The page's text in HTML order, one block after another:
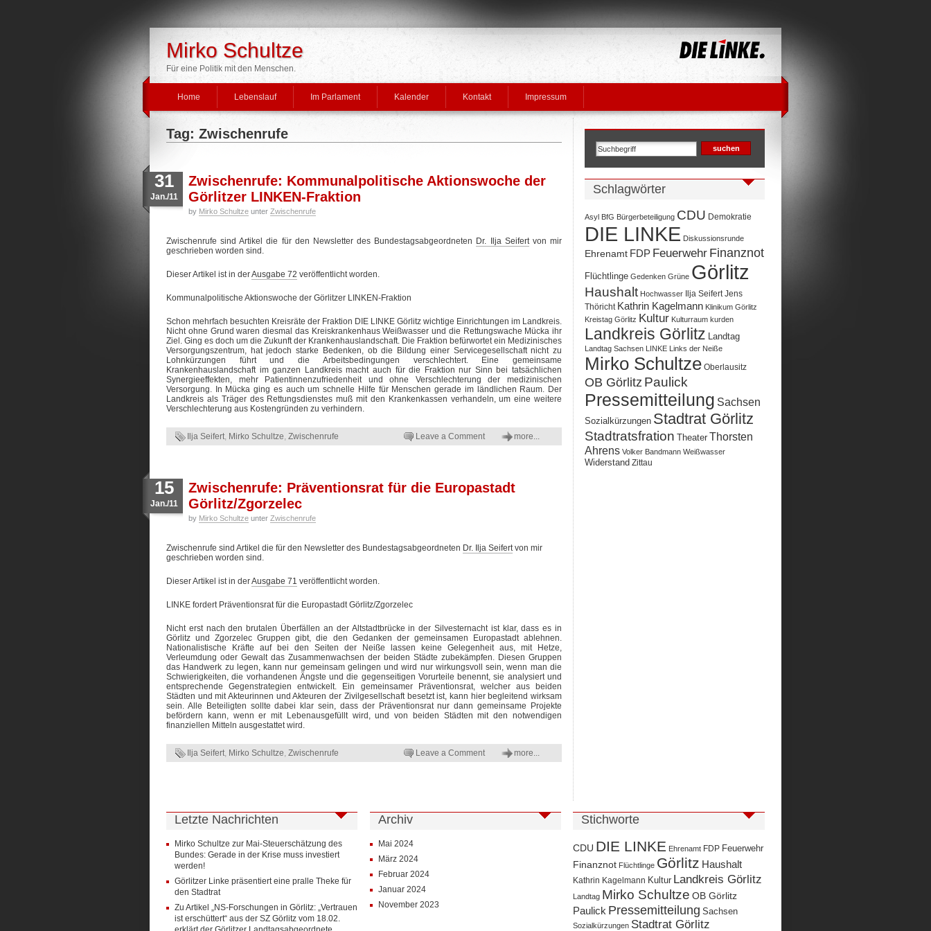
Mirko Schultze
Für eine Politik mit den Menschen.
Home Lebenslauf Im Parlament Kalender Kontakt Impressum
Tag: Zwischenrufe
31
Jan./11
Zwischenrufe: Kommunalpolitische Aktionswoche der
Görlitzer LINKEN-Fraktion
by Mirko Schultze unter Zwischenrufe
Zwischenrufe sind Artikel die für den Newsletter des Bundestagsabgeordneten Dr. Ilja Seifertvon mir
geschrieben worden sind.
Dieser Artikel ist in derAusgabe 72 veröffentlicht worden.
Kommunalpolitische Aktionswoche der Görlitzer LINKEN-Fraktion
Schon mehrfach besuchten Kreisräte der Fraktion DIE LINKE Görlitz wichtige Einrichtungen im Landkreis.
Nicht ohne Grund waren diesmal das Kreiskrankenhaus Weißwasser und die Rettungswache Mücka ihr
Ziel. Ging es doch um die Zukunft der Krankenhauslandschaft. Die Fraktion befürwortet ein Medizinisches
Versorgungszentrum, hat jedoch starke Bedenken, ob die Bildung einer Servicegesellschaft nicht zu
Lohnkürzungen führt und die Arbeitsbedingungen verschlechtert. Eine gemeinsame
Krankenhauslandschaft im ganzen Landkreis macht auch für die Fraktion nur Sinn bei tatsächlichen
Synergieeffekten, mehr Patientinnenzufriedenheit und ohne Verschlechterung der medizinischen
Versorgung. In Mücka ging es auch um schnelle Hilfe für Menschen gerade im ländlichen Raum. Der
Landkreis als Träger des Rettungsdienstes muß mit den Krankenkassen verhandeln, um eine weitere
Verschlechterung aus Kostengründen zu verhindern.
Ilja Seifert, Mirko Schultze, Zwischenrufe Leave a Comment more...
15
Jan./11
Zwischenrufe: Präventionsrat für die Europastadt
Görlitz/Zgorzelec
by Mirko Schultze unter Zwischenrufe
Zwischenrufe sind Artikel die für den Newsletter des Bundestagsabgeordneten Dr. Ilja Seifertvon mir
geschrieben worden sind.
Dieser Artikel ist in derAusgabe 71 veröffentlicht worden.
LINKE fordert Präventionsrat für die Europastadt Görlitz/Zgorzelec
Nicht erst nach den brutalen Überfällen an der Altstadtbrücke in der Silvesternacht ist klar, dass es in
Görlitz und Zgorzelec Gruppen gibt, die den Gedanken der gemeinsamen Europastadt ablehnen.
Nationalistische Kräfte auf bei den Seiten der Neiße lassen keine Gelegenheit aus, mit Hetze,
Verleumdung oder Gewalt das Zusammenwachsen der beiden Städte zubekämpfen. Diesen Gruppen
das Handwerk zu legen, kann nur gemeinsam gelingen und wird nur wirkungsvoll sein, wenn man die
Schwierigkeiten, die vorhandenen Ängste und die gegenseitigen Vorurteile benennt, sie analysiert und
entsprechende Gegenstrategien entwickelt. Ein gemeinsamer Präventionsrat, welcher aus beiden
Städten und mit Akteurinnen und Akteuren der Zivilgesellschaft besetzt ist, kann hier begleitend wirksam
sein. Alle Beteiligten sollte dabei klar sein, dass der Präventionsrat nur dann gemeinsame Projekte
befördern kann, wenn er mit Lebenausgefüllt wird, und von beiden Städten mit den notwendigen
finanziellen Mitteln ausgestattet wird.
Ilja Seifert, Mirko Schultze, Zwischenrufe Leave a Comment more...
Schlagwörter
Asyl BfG Bürgerbeteiligung CDU Demokratie
DIE LINKE Diskussionsrunde
Ehrenamt FDP Feuerwehr Finanznot
Flüchtlinge Gedenken Grüne Görlitz
Haushalt Hochwasser Ilja Seifert Jens
Thöricht Kathrin Kagelmann Klinikum Görlitz
Kreistag Görlitz Kultur Kulturraum kurden
Landkreis Görlitz Landtag
Landtag Sachsen LINKE Links der Neiße
Mirko Schultze Oberlausitz
OB Görlitz Paulick
Pressemitteilung Sachsen
Sozialkürzungen Stadtrat Görlitz
Stadtratsfration Theater Thorsten
Ahrens Volker Bandmann Weißwasser
Widerstand Zittau
Letzte Nachrichten
Mirko Schultze zur Mai-Steuerschätzung des
Bundes: Gerade in der Krise muss investiert
werden!
Görlitzer Linke präsentiert eine pralle Theke für
den Stadtrat
Zu Artikel „NS-Forschungen in Görlitz: „Vertrauen
ist erschüttert“ aus der SZ Görlitz vom 18.02.
Archiv
Mai 2024
März 2024
Februar 2024
Januar 2024
November 2023
Stichworte
CDU DIE LINKE Ehrenamt FDP Feuerwehr
Finanznot Flüchtlinge Görlitz Haushalt
Kathrin Kagelmann Kultur Landkreis Görlitz
Landtag Mirko Schultze OB Görlitz
Paulick Pressemitteilung Sachsen
Sozialkürzungen Stadtrat Görlitz